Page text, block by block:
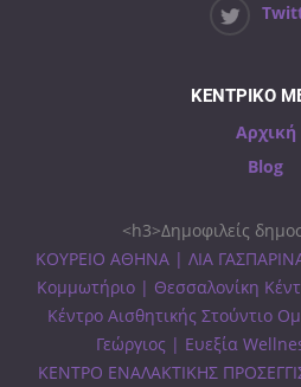
ΚΕΝΤΡΙΚΟ
Αρχική
Blog
<h3>Δημοφιλείς
ΚΟΥΡΕΙΟ ΑΘΗΝΑ | ΛΙΑ
Κομμωτήριο | Θεσσαλονίκη
Κέντρο Αισθητικής Στούντιο
Γεώργιος | Ευεξία
ΚΕΝΤΡΟ ΕΝΑΛΑΚΤΙΚΗΣ